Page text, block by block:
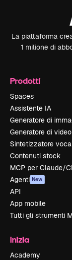
La piattaforma
1 milione di
Prodotti
Spaces
Assistente IA
Generatore di
Generatore di
Sintetizzatore
Contenuti stock
MCP per Claude/
Agenti New
API
App mobile
Tutti gli strumenti
Inizia
Academy